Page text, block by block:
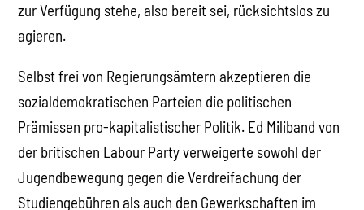
zur Verfügung stehe, also bereit sei, rücksichtslos zu
agieren.
Selbst frei von Regierungsämtern akzeptieren die
sozialdemokratischen Parteien die politischen
Prämissen pro-kapitalistischer Politik. Ed Miliband von
der britischen Labour Party verweigerte sowohl der
Jugendbewegung gegen die Verdreifachung der
Studiengebühren als auch den Gewerkschaften im